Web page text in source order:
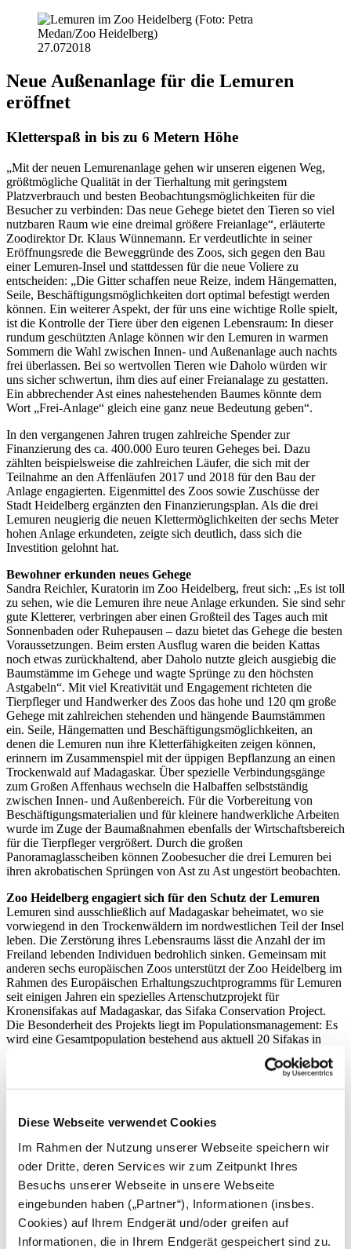
Diese Webseite verwendet Cookies
Im Rahmen der Nutzung unserer Webseite speichern wir
oder Dritte, deren Services wir zum Zeitpunkt Ihres
Besuchs unserer Webseite in unsere Webseite
eingebunden haben („Partner“), Informationen (insbes.
Cookies) auf Ihrem Endgerät und/oder greifen auf
Informationen, die in Ihrem Endgerät gespeichert sind zu.
27.072018
Neue Außenanlage für die Lemuren
eröffnet
Kletterspaß in bis zu 6 Metern Höhe
„Mit der neuen Lemurenanlage gehen wir unseren eigenen Weg,
größtmögliche Qualität in der Tierhaltung mit geringstem
Platzverbrauch und besten Beobachtungsmöglichkeiten für die
Besucher zu verbinden: Das neue Gehege bietet den Tieren so viel
nutzbaren Raum wie eine dreimal größere Freianlage“, erläuterte
Zoodirektor Dr. Klaus Wünnemann. Er verdeutlichte in seiner
Eröffnungsrede die Beweggründe des Zoos, sich gegen den Bau
einer Lemuren-Insel und stattdessen für die neue Voliere zu
entscheiden: „Die Gitter schaffen neue Reize, indem Hängematten,
Seile, Beschäftigungsmöglichkeiten dort optimal befestigt werden
können. Ein weiterer Aspekt, der für uns eine wichtige Rolle spielt,
ist die Kontrolle der Tiere über den eigenen Lebensraum: In dieser
rundum geschützten Anlage können wir den Lemuren in warmen
Sommern die Wahl zwischen Innen- und Außenanlage auch nachts
frei überlassen. Bei so wertvollen Tieren wie Daholo würden wir
uns sicher schwertun, ihm dies auf einer Freianalage zu gestatten.
Ein abbrechender Ast eines nahestehenden Baumes könnte dem
Wort „Frei-Anlage“ gleich eine ganz neue Bedeutung geben“.
In den vergangenen Jahren trugen zahlreiche Spender zur
Finanzierung des ca. 400.000 Euro teuren Geheges bei. Dazu
zählten beispielsweise die zahlreichen Läufer, die sich mit der
Teilnahme an den Affenläufen 2017 und 2018 für den Bau der
Anlage engagierten. Eigenmittel des Zoos sowie Zuschüsse der
Stadt Heidelberg ergänzten den Finanzierungsplan. Als die drei
Lemuren neugierig die neuen Klettermöglichkeiten der sechs Meter
hohen Anlage erkundeten, zeigte sich deutlich, dass sich die
Investition gelohnt hat.
Bewohner erkunden neues Gehege
Sandra Reichler, Kuratorin im Zoo Heidelberg, freut sich: „Es ist toll
zu sehen, wie die Lemuren ihre neue Anlage erkunden. Sie sind sehr
gute Kletterer, verbringen aber einen Großteil des Tages auch mit
Sonnenbaden oder Ruhepausen – dazu bietet das Gehege die besten
Voraussetzungen. Beim ersten Ausflug waren die beiden Kattas
noch etwas zurückhaltend, aber Daholo nutzte gleich ausgiebig die
Baumstämme im Gehege und wagte Sprünge zu den höchsten
Astgabeln“. Mit viel Kreativität und Engagement richteten die
Tierpfleger und Handwerker des Zoos das hohe und 120 qm große
Gehege mit zahlreichen stehenden und hängende Baumstämmen
ein. Seile, Hängematten und Beschäftigungsmöglichkeiten, an
denen die Lemuren nun ihre Kletterfähigkeiten zeigen können,
erinnern im Zusammenspiel mit der üppigen Bepflanzung an einen
Trockenwald auf Madagaskar. Über spezielle Verbindungsgänge
zum Großen Affenhaus wechseln die Halbaffen selbstständig
zwischen Innen- und Außenbereich. Für die Vorbereitung von
Beschäftigungsmaterialien und für kleinere handwerkliche Arbeiten
wurde im Zuge der Baumaßnahmen ebenfalls der Wirtschaftsbereich
für die Tierpfleger vergrößert. Durch die großen
Panoramaglasscheiben können Zoobesucher die drei Lemuren bei
ihren akrobatischen Sprüngen von Ast zu Ast ungestört beobachten.
Zoo Heidelberg engagiert sich für den Schutz der Lemuren
Lemuren sind ausschließlich auf Madagaskar beheimatet, wo sie
vorwiegend in den Trockenwäldern im nordwestlichen Teil der Insel
leben. Die Zerstörung ihres Lebensraums lässt die Anzahl der im
Freiland lebenden Individuen bedrohlich sinken. Gemeinsam mit
anderen sechs europäischen Zoos unterstützt der Zoo Heidelberg im
Rahmen des Europäischen Erhaltungszuchtprogramms für Lemuren
seit einigen Jahren ein spezielles Artenschutzprojekt für
Kronensifakas auf Madagaskar, das Sifaka Conservation Project.
Die Besonderheit des Projekts liegt im Populationsmanagement: Es
wird eine Gesamtpopulation bestehend aus aktuell 20 Sifakas in
gemeinsame Zuchtgruppe betreut. So sollen nicht nur Tiere aus den
beteiligten Zoos, sondern auch Tiere aus dem Freiland in den
erfüllt der Zoo Heidelberg die nötigen Voraussetzungen, um das
Sobald eine Partnerin für Daholo gefunden wird, bleibt zu hoffen,
dass der Zoo Heidelberg über Nachwuchs bei den stark bedrohten
Kronensifakas berichten kann.
Veröffentlichung: 27.07.2018
Pressemitteilung als PDF zum Download
(pdf - 119.69 kb)